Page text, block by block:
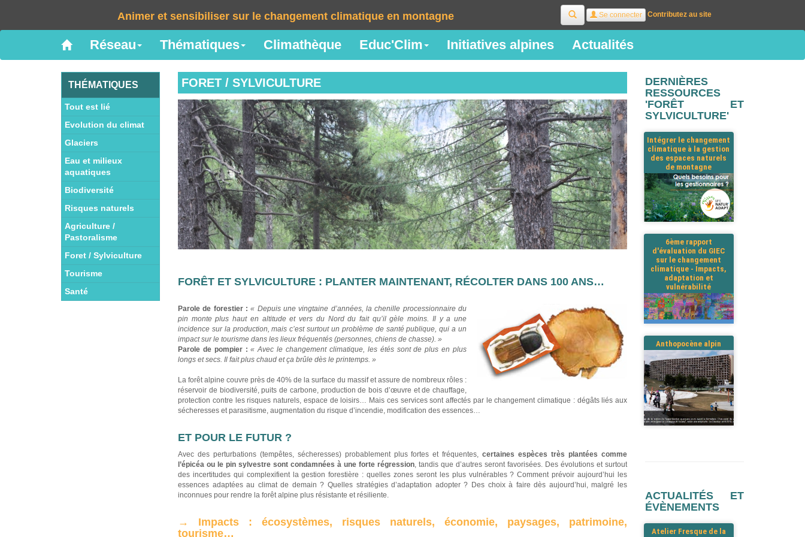
Animer et sensibiliser sur le changement climatique en montagne RechercherSe connecter Contributez au site
Réseau Thématiques Climathèque Educ'Clim Initiatives alpines Actualités
THÉMATIQUES
Tout est lié
Evolution du climat
Glaciers
Eau et milieux
aquatiques
Biodiversité
Risques naturels
Agriculture /
Pastoralisme
Foret / Sylviculture
Tourisme
Santé
FORET / SYLVICULTURE
FORÊT ET SYLVICULTURE : PLANTER MAINTENANT, RÉCOLTER DANS 100 ANS…
Parole de forestier : « Depuis une vingtaine d’années, la chenille processionnaire du
pin monte plus haut en altitude et vers du Nord du fait qu’il gèle moins. Il y a une
incidence sur la production, mais c’est surtout un problème de santé publique, qui a un
impact sur le tourisme dans les lieux fréquentés (personnes, chiens de chasse). »
Parole de pompier : « Avec le changement climatique, les étés sont de plus en plus
longs et secs. Il fait plus chaud et ça brûle dès le printemps. »
La forêt alpine couvre près de 40% de la surface du massif et assure de nombreux rôles :
réservoir de biodiversité, puits de carbone, production de bois d’œuvre et de chauffage,
protection contre les risques naturels, espace de loisirs… Mais ces services sont affectés par le changement climatique : dégâts liés aux
sécheresses et parasitisme, augmentation du risque d’incendie, modification des essences…
ET POUR LE FUTUR ?
Avec des perturbations (tempêtes, sécheresses) probablement plus fortes et fréquentes,certaines espèces très plantées comme
l’épicéa ou le pin sylvestre sont condamnées à une forte régression, tandis que d’autres seront favorisées. Des évolutions et surtout
des incertitudes qui complexifient la gestion forestière : quelles zones seront les plus vulnérables ? Comment prévoir aujourd’hui les
essences adaptées au climat de demain ? Quelles stratégies d’adaptation adopter ? Des choix à faire dès aujourd’hui, malgré les
inconnues pour rendre la forêt alpine plus résistante et résiliente.
→ Impacts : écosystèmes, risques naturels, économie, paysages, patrimoine,
tourisme…
DERNIÈRES
RESSOURCES
'FORÊT ET
SYLVICULTURE'
Intégrer le changement
climatique à la gestion
des espaces naturels
de montagne
6ème rapport
d'évaluation du GIEC
sur le changement
climatique - Impacts,
adaptation et
vulnérabilité
Anthopocène alpin
ACTUALITÉS ET
ÉVÈNEMENTS
Atelier Fresque de la